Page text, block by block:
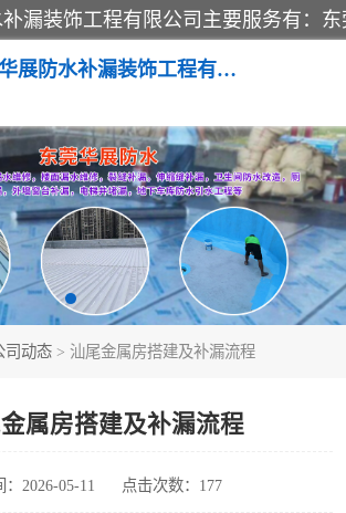
东莞市华展防水补漏装饰工程有限公司
司动态 > 汕尾金属房搭建及补漏流程
属房搭建及补漏流程
：2026-05-11 点击次数：177
补漏
漏